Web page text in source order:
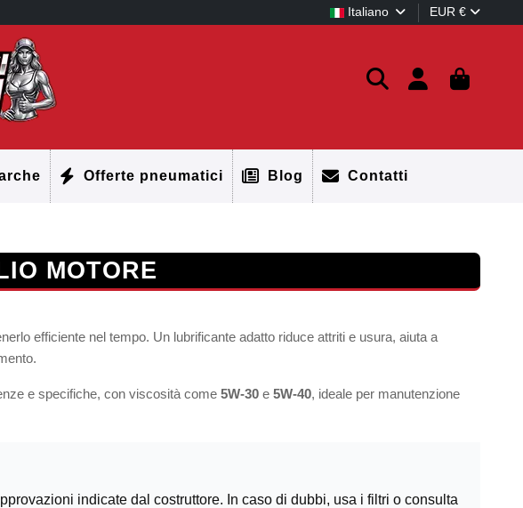
Italiano EUR €
Offerte pneumatici Blog Contatti
MOTORE
efficiente nel tempo. Un lubrificante adatto riduce attriti e usura, aiuta a
e specifiche, con viscosità come 5W-30e 5W-40, ideale per manutenzione
indicate dal costruttore. In caso di dubbi, usa i filtri o consulta